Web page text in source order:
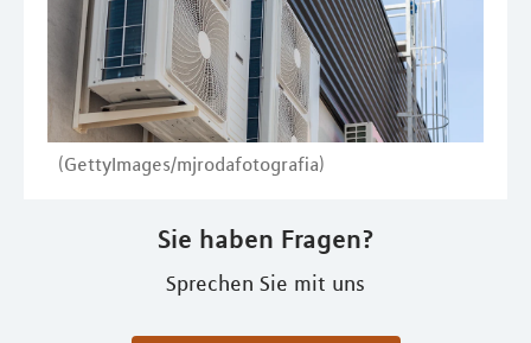
(GettyImages/mjrodafotografia)
Sie haben Fragen?
Sprechen Sie mit uns